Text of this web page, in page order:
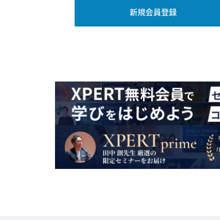
新規会員登録